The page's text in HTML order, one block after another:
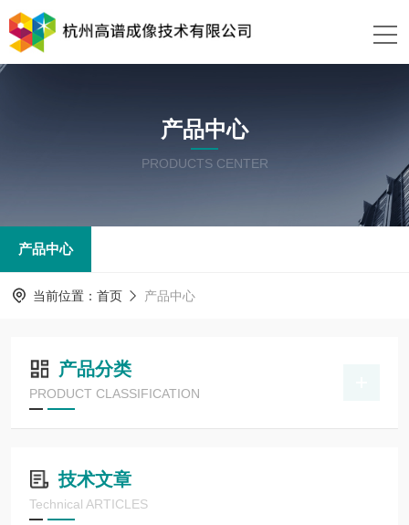
产品中心
PRODUCTS CENTER
产品中心
当前位置： 首页 产品中心
产品分类
PRODUCT CLASSIFICATION
技术文章
Technical ARTICLES